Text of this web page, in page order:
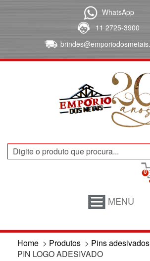
WhatsApp
11 2725-3900
0
MENU
Home > Produtos > Pins
PIN LOGO ADESIVADO